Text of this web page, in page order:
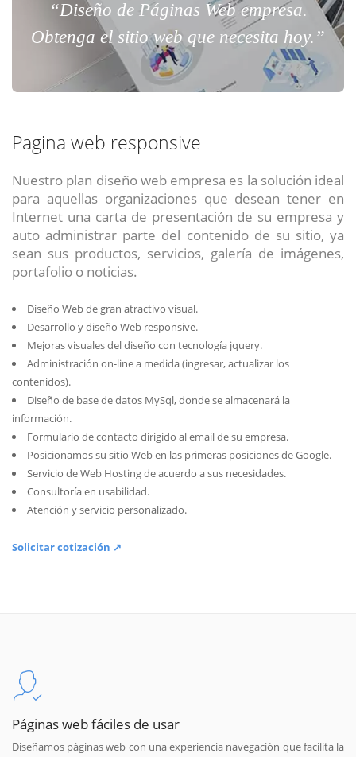
“Diseño de Páginas Web empresa.
Obtenga el sitio web que necesita hoy.”
Pagina web responsive
Nuestro plan diseño web empresa es la solución ideal
para aquellas organizaciones que desean tener en
Internet una carta de presentación de su empresa y
auto administrar parte del contenido de su sitio, ya
sean sus productos, servicios, galería de imágenes,
portafolio o noticias.
Diseño Web de gran atractivo visual.
Desarrollo y diseño Web responsive.
Mejoras visuales del diseño con tecnología jquery.
Administración on-line a medida (ingresar, actualizar los
contenidos).
Diseño de base de datos MySql, donde se almacenará la
información.
Formulario de contacto dirigido al email de su empresa.
Posicionamos su sitio Web en las primeras posiciones de Google.
Servicio de Web Hosting de acuerdo a sus necesidades.
Consultoría en usabilidad.
Atención y servicio personalizado.
Solicitar cotización ↗
Páginas web fáciles de usar
Diseñamos páginas web con una experiencia navegación que facilita la